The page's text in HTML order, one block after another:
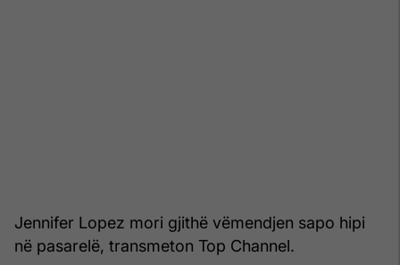
Jennifer Lopez mori gjithë vëmendjen sapo hipi
në pasarelë, transmeton Top Channel.